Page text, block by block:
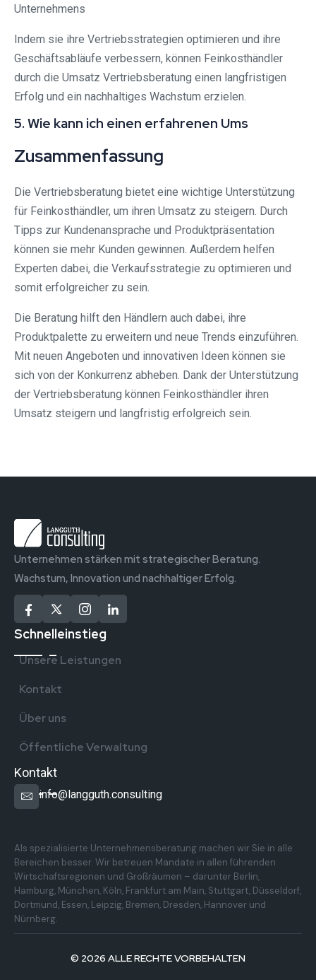
Unternehmens
Indem sie ihre Vertriebsstrategien optimieren und ihre
Geschäftsabläufe verbessern, können Feinkosthändler
durch die Umsatz Vertriebsberatung einen langfristigen
Erfolg und ein nachhaltiges Wachstum erzielen.
5. Wie kann ich einen erfahrenen Ums
Zusammenfassung
Die Vertriebsberatung bietet eine wichtige Unterstützung
für Feinkosthändler, um ihren Umsatz zu steigern. Durch
Tipps zur Kundenansprache und Produktpräsentation
können sie mehr Kunden gewinnen. Außerdem helfen
Experten dabei, die Verkaufsstrategie zu optimieren und
somit erfolgreicher zu sein.
Die Beratung hilft den Händlern auch dabei, ihre
Produktpalette zu erweitern und neue Trends einzuführen.
Mit neuen Angeboten und innovativen Ideen können sie
sich von der Konkurrenz abheben. Dank der Unterstützung
der Vertriebsberatung können Feinkosthändler ihren
Umsatz steigern und langfristig erfolgreich sein.
Unternehmen stärken mit strategischer Beratung.
Wachstum, Innovation und nachhaltiger Erfolg.
Schnelleinstieg
Unsere Leistungen
Kontakt
Über uns
Öffentliche Verwaltung
Kontakt
info@langguth.consulting
Als spezialisierte Unternehmensberatung machen wir Sie in alle
Bereichen besser. Wir betreuen Mandate in allen führenden
Wirtschaftsregionen und Großräumen – darunter Berlin,
Hamburg, München, Köln, Frankfurt am Main, Stuttgart, Düsseldorf,
Dortmund, Essen, Leipzig, Bremen, Dresden, Hannover und
Nürnberg.
© 2026 ALLE RECHTE VORBEHALTEN